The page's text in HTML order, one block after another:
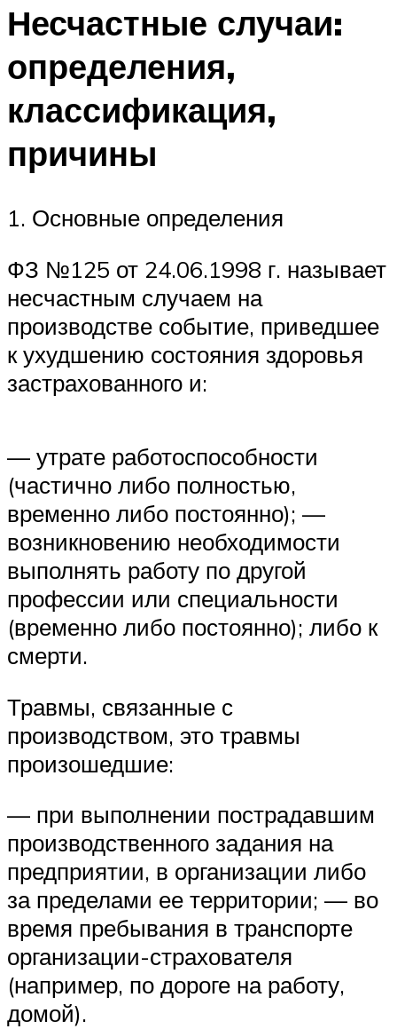
Несчастные случаи:
определения,
классификация,
причины
1. Основные определения
ФЗ №125 от 24.06.1998 г. называет
несчастным случаем на
производстве событие, приведшее
к ухудшению состояния здоровья
застрахованного и:
— утрате работоспособности
(частично либо полностью,
временно либо постоянно); —
возникновению необходимости
выполнять работу по другой
профессии или специальности
(временно либо постоянно); либо к
смерти.
Травмы, связанные с
производством, это травмы
произошедшие:
— при выполнении пострадавшим
производственного задания на
предприятии, в организации либо
за пределами ее территории; — во
время пребывания в транспорте
организации-страхователя
(например, по дороге на работу,
домой).